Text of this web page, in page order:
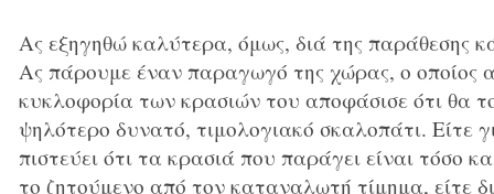
Ας εξηγηθώ καλύτερα, όμως, διά της παράθεσης
Ας πάρουμε έναν παραγωγό της χώρας, ο οποίος
κυκλοφορία των κρασιών του αποφάσισε ότι θα
ψηλότερο δυνατό, τιμολογιακό σκαλοπάτι. Είτε
πιστεύει ότι τα κρασιά που παράγει είναι τόσο
το ζητούμενο από τον καταναλωτή τίμημα, είτε